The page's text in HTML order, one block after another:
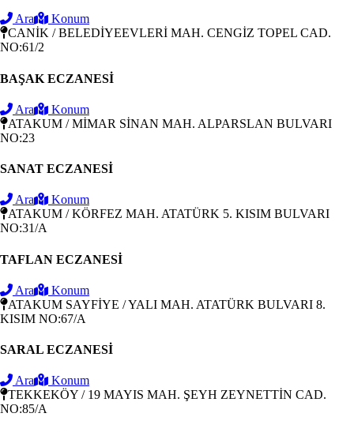
Ara
Konum
CANİK / BELEDİYEEVLERİ MAH. CENGİZ TOPEL CAD.
NO:61/2
BAŞAK ECZANESİ
Ara
Konum
ATAKUM / MİMAR SİNAN MAH. ALPARSLAN BULVARI
NO:23
SANAT ECZANESİ
Ara
Konum
ATAKUM / KÖRFEZ MAH. ATATÜRK 5. KISIM BULVARI
NO:31/A
TAFLAN ECZANESİ
Ara
Konum
ATAKUM SAYFİYE / YALI MAH. ATATÜRK BULVARI 8.
KISIM NO:67/A
SARAL ECZANESİ
Ara
Konum
TEKKEKÖY / 19 MAYIS MAH. ŞEYH ZEYNETTİN CAD.
NO:85/A